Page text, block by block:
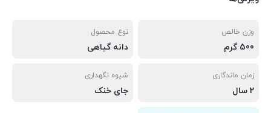
وزن خالص
500 گرم
نوع محصول
دانه گیاهی
زمان ماندگاری
2 سال
شیوه نگهداری
جای خنک